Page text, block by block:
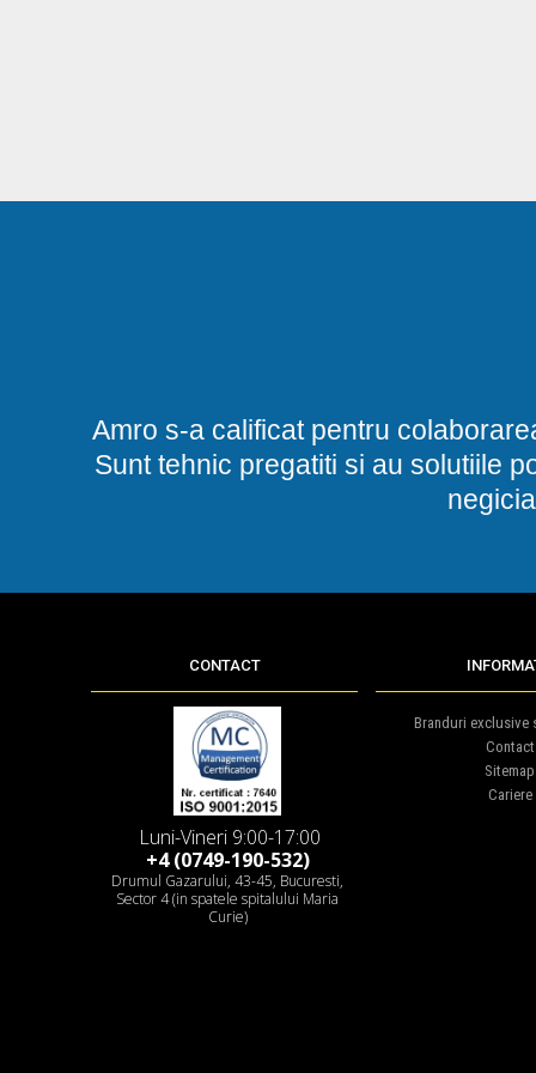
Amro s-a calificat pentru
Sunt tehnic pregatiti si au solutiile
CONTACT
Luni-Vineri 9:00-17:00
+4 (0749-190-532)
Drumul Gazarului, 43-45, Bucuresti,
Sector 4 (in spatele spitalului Maria
Curie)
Branduri exclusive
Contact
Sitemap
Cariere